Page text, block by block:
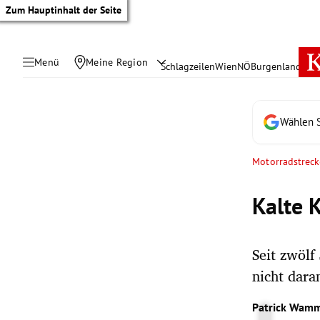
Zum Hauptinhalt der Seite
Menü Meine Region SchlagzeilenWienNÖBurgenland
Wählen
Kalte
Seit
nicht
Patrick